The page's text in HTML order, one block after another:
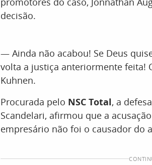
decisão.
— Ainda não acabou! Se Deus
volta a justiça anteriormente feita!
Kuhnen.
Procurada pelo NSC Total, a
Scandelari, afirmou que a
empresário não foi o causador do